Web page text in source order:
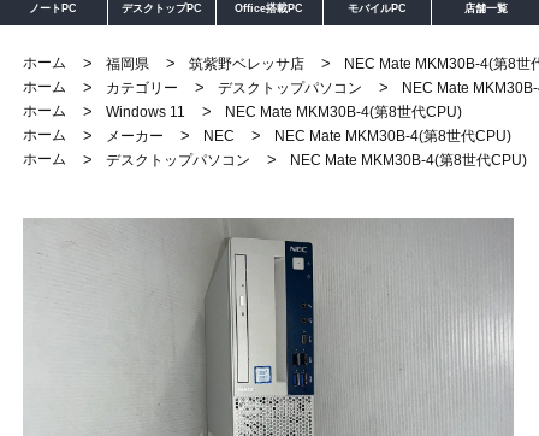
ノートPC デスクトップPC Office搭載PC モバイルPC 店舗一覧
ホーム > 福岡県 > 筑紫野ベレッサ店 >
NEC Mate MKM30B-4(第8世
ホーム
> カテゴリー > デスクトップパソコン >
NEC Mate
ホーム
> Windows 11 >
NEC Mate MKM30B-4(第8世代CPU)
ホーム
> メーカー > NEC >
NEC Mate MKM30B-4(第8世代CPU)
ホーム
> デスクトップパソコン > NEC Mate MKM30B-4(第8世代CPU)